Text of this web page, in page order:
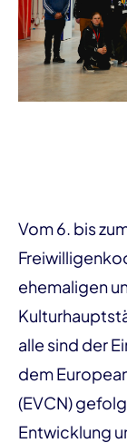
Vom 6. bis
ehemaligen
alle sind der
dem
(EVCN)
Entwicklung